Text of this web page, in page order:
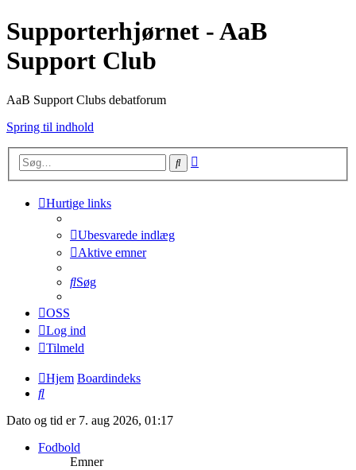
Supporterhjørnet - AaB
Support Club
AaB Support Clubs debatforum
Spring til indhold
Søg
Hurtige links
Ubesvarede indlæg
Aktive emner
Søg
OSS
Log ind
Tilmeld
Hjem Boardindeks
Søg
Dato og tid er 7. aug 2026, 01:17
Fodbold
Emner